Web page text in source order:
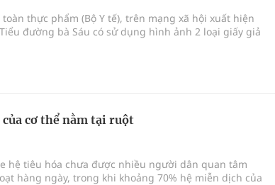
thực phẩm (Bộ Y tế), trên mạng xã hội xuất hiện
đường bà Sáu có sử dụng hình ảnh 2 loại giấy giả
cơ thể nằm tại ruột
hệ tiêu hóa chưa được nhiều người dân quan tâm
hàng ngày, trong khi khoảng 70% hệ miễn dịch của